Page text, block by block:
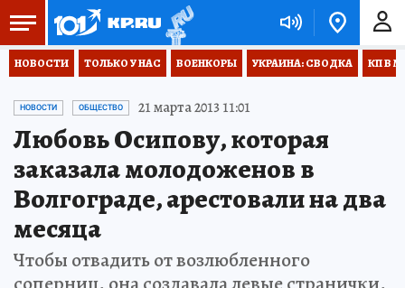
НОВОСТИ ТОЛЬКО У НАС ВОЕНКОРЫ УКРАИНА: СВОДКА КП В
НОВОСТИ ОБЩЕСТВО 21 марта 2013 11:01
Любовь Осипову, которая
заказала молодоженов в
Волгограде, арестовали на два
месяца
Чтобы отвадить от возлюбленного